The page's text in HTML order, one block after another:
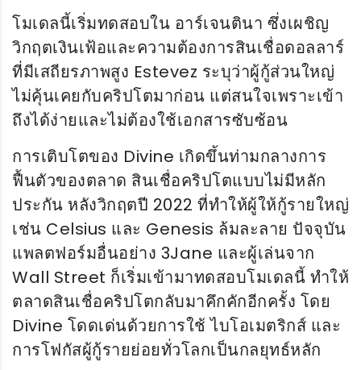
โมเดลนี้เริ่มทดสอบใน อาร์เจนตินา ซึ่งเผชิญ
วิกฤตเงินเฟ้อและความต้องการสินเชื่อดอลลาร์
ที่มีเสถียรภาพสูง Estevez ระบุว่าผู้กู้ส่วนใหญ่
ไม่คุ้นเคยกับคริปโตมาก่อน แต่สนใจเพราะเข้า
ถึงได้ง่ายและไม่ต้องใช้เอกสารซับซ้อน
การเติบโตของ Divine เกิดขึ้นท่ามกลางการ
ฟื้นตัวของตลาด สินเชื่อคริปโตแบบไม่มีหลัก
ประกัน หลังวิกฤตปี 2022 ที่ทำให้ผู้ให้กู้รายใหญ่
เช่น Celsius และ Genesis ล้มละลาย ปัจจุบัน
แพลตฟอร์มอื่นอย่าง 3Jane และผู้เล่นจาก
Wall Street ก็เริ่มเข้ามาทดสอบโมเดลนี้ ทำให้
ตลาดสินเชื่อคริปโตกลับมาคึกคักอีกครั้ง โดย
Divine โดดเด่นด้วยการใช้ ไบโอเมตริกส์ และ
การโฟกัสผู้กู้รายย่อยทั่วโลกเป็นกลยุทธ์หลัก